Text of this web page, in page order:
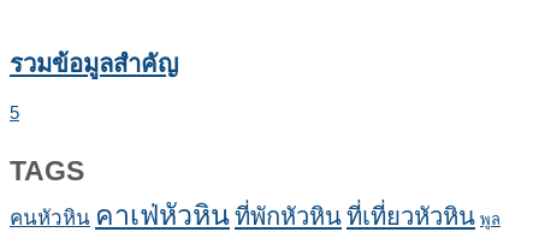
รวมข้อมูลสำคัญ
5
TAGS
คนหัวหิน คาเฟ่หัวหินที่พักหัวหินที่เที่ยวหัวหิน พูล